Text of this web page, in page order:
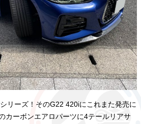
リーズ！そのG22 420iにこれまた発売に
カーボンエアロパーツに4テールリアサ